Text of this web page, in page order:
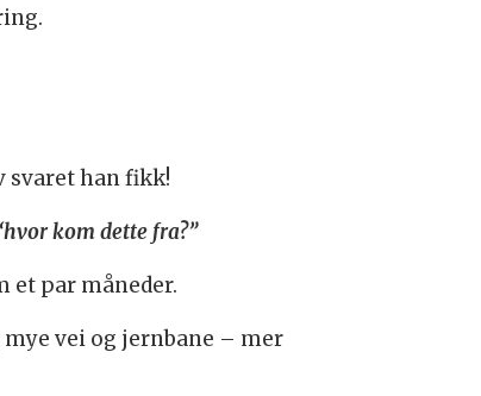
svaret han fikk!
kom dette fra?”
et par måneder.
vei og jernbane – mer